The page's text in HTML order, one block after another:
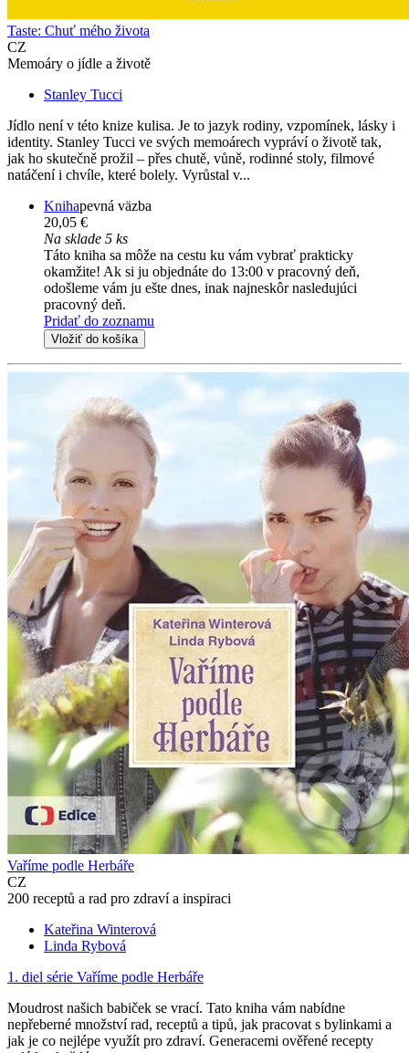
Taste: Chuť mého života
CZ
Memoáry o jídle a životě
Stanley Tucci
Jídlo není v této knize kulisa. Je to jazyk rodiny, vzpomínek, lásky i
identity. Stanley Tucci ve svých memoárech vypráví o životě tak,
jak ho skutečně prožil – přes chutě, vůně, rodinné stoly, filmové
natáčení i chvíle, které bolely. Vyrůstal v...
Knihapevná väzba
20,05 €
Na sklade 5 ks
Táto kniha sa môže na cestu ku vám vybrať prakticky
okamžite! Ak si ju objednáte do 13:00 v pracovný deň,
odošleme vám ju ešte dnes, inak najneskôr nasledujúci
pracovný deň.
Pridať do zoznamu
Vložiť do košíka
Vaříme podle Herbáře
CZ
200 receptů a rad pro zdraví a inspiraci
Kateřina Winterová
Linda Rybová
1. diel série Vaříme podle Herbáře
Moudrost našich babiček se vrací. Tato kniha vám nabídne
nepřeberné množství rad, receptů a tipů, jak pracovat s bylinkami a
jak je co nejlépe využít pro zdraví. Generacemi ověřené recepty